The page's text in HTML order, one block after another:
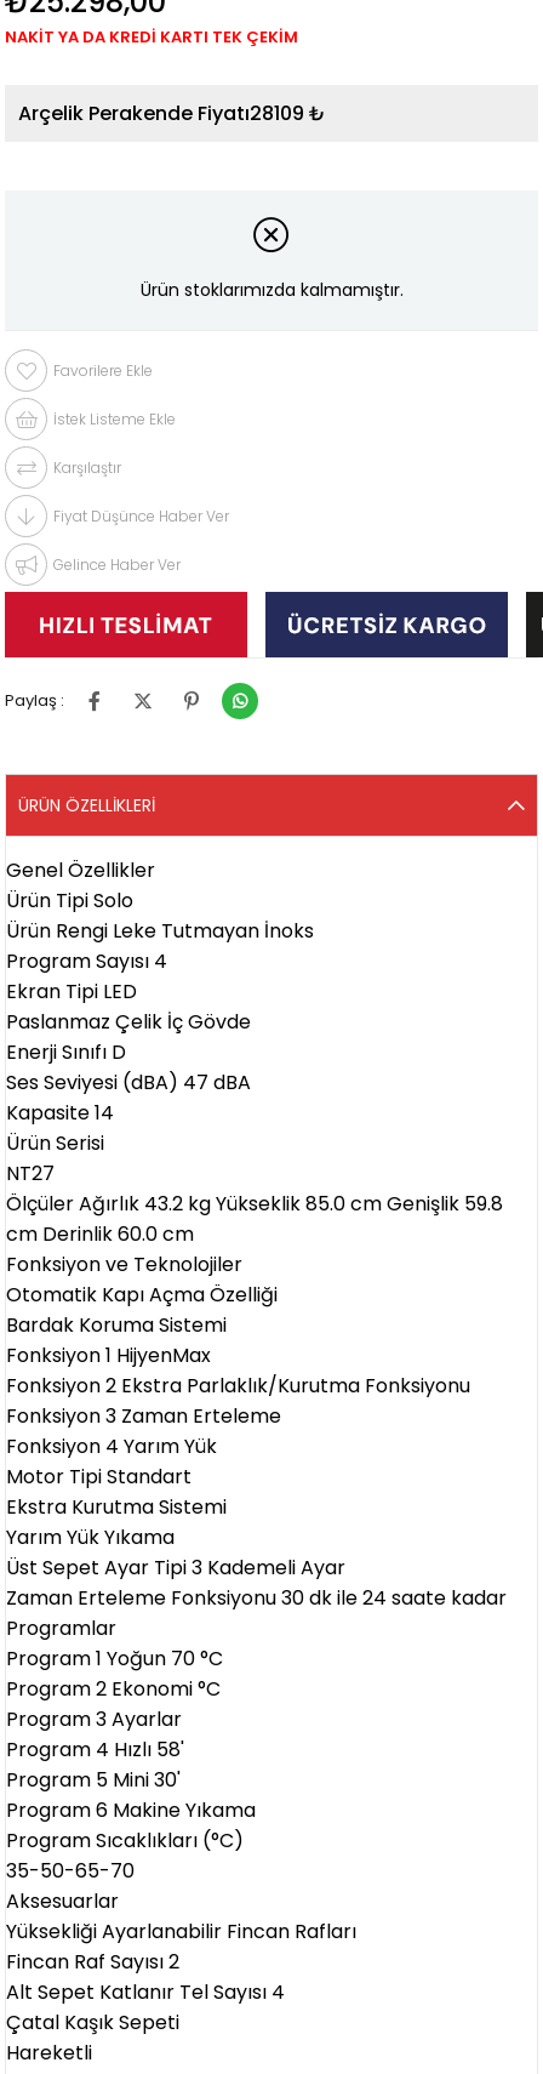
NAKİT YA DA KREDİ KARTI TEK ÇEKİM
28109 ₺
Ürün stoklarımızda kalmamıştır.
Favorilere Ekle
İstek Listeme Ekle
Karşılaştır
Fiyat Düşünce Haber Ver
Gelince Haber Ver
Paylaş :
ÜRÜN ÖZELLIKLERI
Genel Özellikler
Ürün Tipi Solo
Ürün Rengi Leke Tutmayan İnoks
Program Sayısı 4
Ekran Tipi LED
Paslanmaz Çelik İç Gövde
Enerji Sınıfı D
Ses Seviyesi (dBA) 47 dBA
Kapasite 14
Ürün Serisi
NT27
Ölçüler Ağırlık 43.2 kg Yükseklik 85.0 cm Genişlik 59.8
cm Derinlik 60.0 cm
Fonksiyon ve Teknolojiler
Otomatik Kapı Açma Özelliği
Bardak Koruma Sistemi
Fonksiyon 1 HijyenMax
Fonksiyon 2 Ekstra Parlaklık/Kurutma Fonksiyonu
Fonksiyon 3 Zaman Erteleme
Fonksiyon 4 Yarım Yük
Motor Tipi Standart
Ekstra Kurutma Sistemi
Yarım Yük Yıkama
Üst Sepet Ayar Tipi 3 Kademeli Ayar
Zaman Erteleme Fonksiyonu 30 dk ile 24 saate kadar
Programlar
Program 1 Yoğun 70 °C
Program 2 Ekonomi °C
Program 3 Ayarlar
Program 4 Hızlı 58'
Program 5 Mini 30'
Program 6 Makine Yıkama
Program Sıcaklıkları (°C)
35-50-65-70
Aksesuarlar
Yüksekliği Ayarlanabilir Fincan Rafları
Fincan Raf Sayısı 2
Alt Sepet Katlanır Tel Sayısı 4
Çatal Kaşık Sepeti
Hareketli